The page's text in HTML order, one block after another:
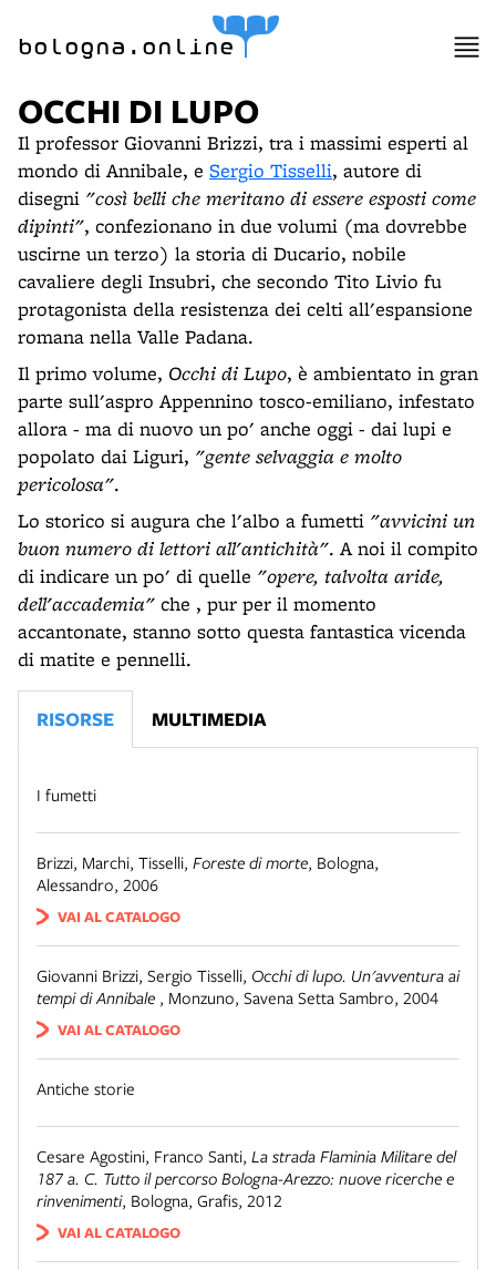
bologna.online
OCCHI DI LUPO
Il professor Giovanni Brizzi, tra i massimi esperti al
mondo di Annibale, e Sergio Tisselli, autore di
disegni "così belli che meritano di essere esposti come
dipinti", confezionano in due volumi (ma dovrebbe
uscirne un terzo) la storia di Ducario, nobile
cavaliere degli Insubri, che secondo Tito Livio fu
protagonista della resistenza dei celti all'espansione
romana nella Valle Padana.
Il primo volume, Occhi di Lupo, è ambientato in gran
parte sull'aspro Appennino tosco-emiliano, infestato
allora - ma di nuovo un po' anche oggi - dai lupi e
popolato dai Liguri, "gente selvaggia e molto
pericolosa".
Lo storico si augura che l'albo a fumetti "avvicini un
buon numero di lettori all'antichità". A noi il compito
di indicare un po' di quelle "opere, talvolta aride,
dell'accademia" che , pur per il momento
accantonate, stanno sotto questa fantastica vicenda
di matite e pennelli.
RISORSE MULTIMEDIA
I fumetti
Brizzi, Marchi, Tisselli, Foreste di morte, Bologna,
Alessandro, 2006
VAI AL CATALOGO
Giovanni Brizzi, Sergio Tisselli, Occhi di lupo. Un'avventura ai
tempi di Annibale , Monzuno, Savena Setta Sambro, 2004
VAI AL CATALOGO
Antiche storie
Cesare Agostini, Franco Santi, La strada Flaminia Militare del
187 a. C. Tutto il percorso Bologna-Arezzo: nuove ricerche e
rinvenimenti, Bologna, Grafis, 2012
VAI AL CATALOGO